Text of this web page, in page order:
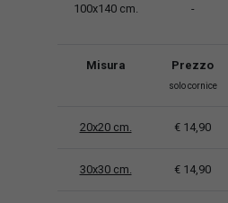
100x140 cm. -
Misura Prezzo
solo cornice
20x20 cm. € 14,90
30x30 cm. € 14,90